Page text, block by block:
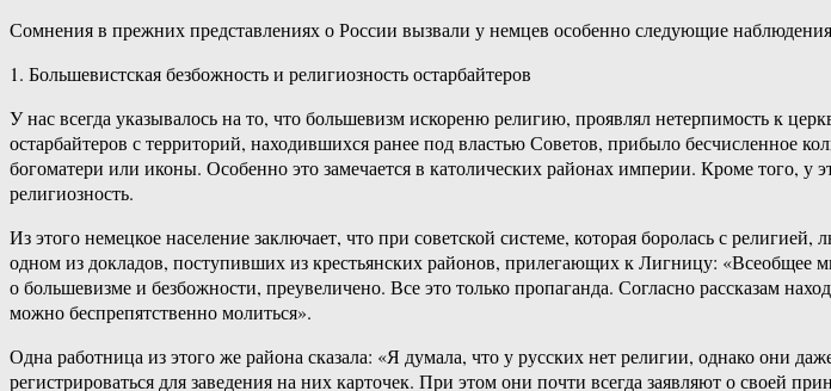
Сомнения в прежних представлениях о России вызвали у немцев особенно следующие
1. Большевистская безбожность и религиозность остарбайтеров
У нас всегда указывалось на то, что большевизм искореню религию, проявлял нетерпимость к
остарбайтеров с территорий, находившихся ранее под властью Советов, прибыло бесчисленное
богоматери или иконы. Особенно это замечается в католических районах империи. Кроме того, у
религиозность.
Из этого немецкое население заключает, что при советской системе, которая боролась с
одном из докладов, поступивших из крестьянских районов, прилегающих к Лигницу:
о большевизме и безбожности, преувеличено. Все это только пропаганда. Согласно рассказам
можно беспрепятственно молиться».
Одна работница из этого же района сказала: «Я думала, что у русских нет религии, однако они
регистрироваться для заведения на них карточек. При этом они почти всегда заявляют о своей